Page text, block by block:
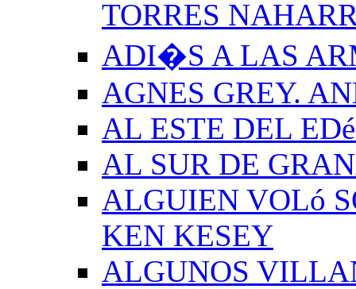
TORRES
ADI�S A LAS
AGNES GREY.
AL ESTE DEL
AL SUR DE
ALGUIEN VOLó
KEN KESEY
ALGUNOS